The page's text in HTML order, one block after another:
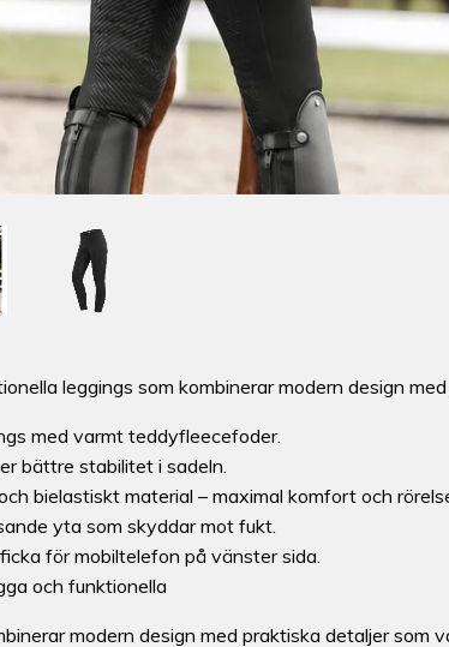
leggings som kombinerar modern design
med varmt teddyfleecefoder.
bättre stabilitet i sadeln.
bielastiskt material – maximal komfort och
yta som skyddar mot fukt.
för mobiltelefon på vänster sida.
och funktionella
modern design med praktiska detaljer